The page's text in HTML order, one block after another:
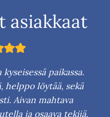
asiakkaat
paikassa.
helppo löytää, sekä
Aivan mahtava
ja osaava tekijä.